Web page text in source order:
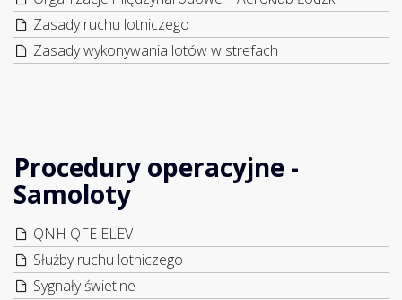
Zasady ruchu lotniczego
Zasady wykonywania lotów w strefach
Procedury operacyjne -
Samoloty
QNH QFE ELEV
Służby ruchu lotniczego
Sygnały świetlne